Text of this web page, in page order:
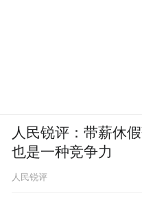
人民锐评：带薪休假
也是一种竞争力
人民锐评